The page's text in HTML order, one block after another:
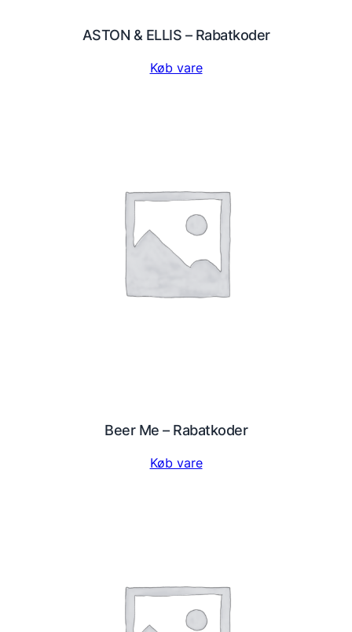
ASTON & ELLIS – Rabatkoder
Køb vare
Beer Me – Rabatkoder
Køb vare